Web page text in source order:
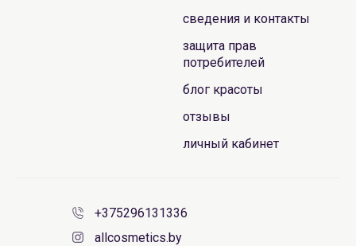
сведения и контакты
защита прав
потребителей
блог красоты
отзывы
личный кабинет
+375296131336
allcosmetics.by